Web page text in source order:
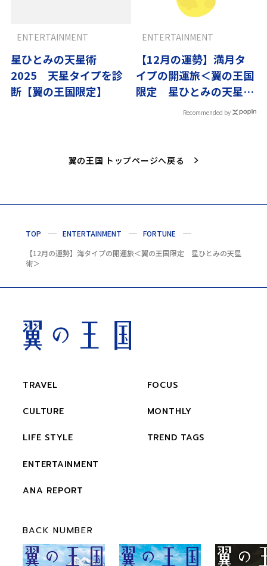
星ひとみの天星術
2025 天星タイプを診
断【翼の王国限定】
ENTERTAINMENT
【12月の運勢】満月タ
イプの開運旅＜翼の王国
限定 星ひとみの天星術
ENTERTAINMENT
Recommended by
翼の王国 トップページへ戻る
TOP ENTERTAINMENT
FORTUNE
【12月の運勢】海タイプの開運旅＜翼の王国限定 星ひとみの天星
術＞
TRAVEL
CULTURE
LIFE STYLE
ENTERTAINMENT
ANA REPORT
FOCUS
MONTHLY
TREND TAGS
BACK NUMBER